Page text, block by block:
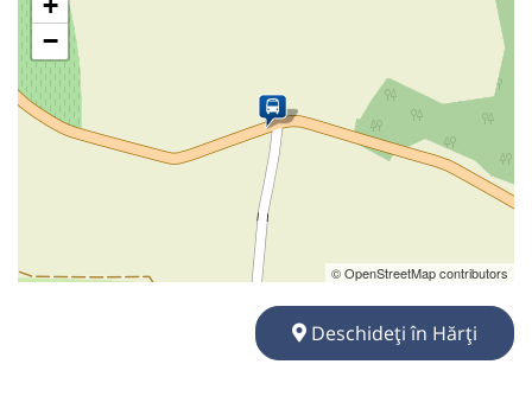
−
© OpenStreetMap contributors
Deschideți în Hărți